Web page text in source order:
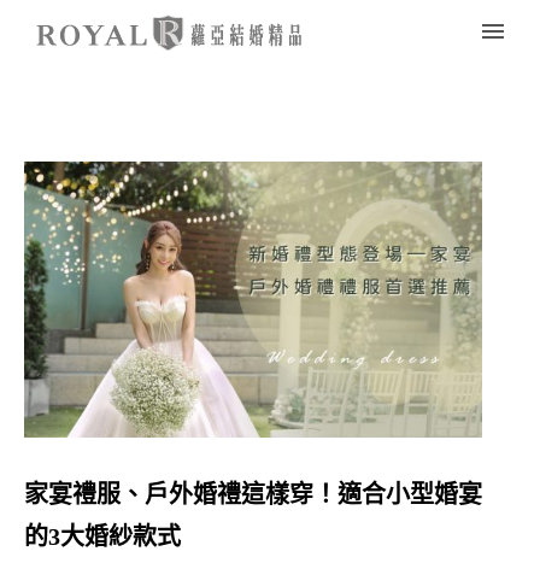
家宴禮服、戶外婚禮這樣穿！適合小型婚宴
的3大婚紗款式